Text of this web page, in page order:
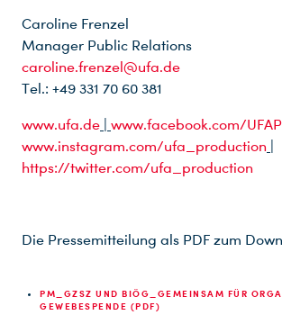
Caroline Frenzel
Manager Public Relations
caroline.frenzel@ufa.de
Tel.: +49 331 70 60 381
www.ufa.de
www.facebook.com/
www.instagram.com/ufa_production
https://twitter.com/ufa_production
Die Pressemitteilung als PDF zum
PM_GZSZ UND BIÖG_GEMEINSAM FÜR
GEWEBESPENDE (PDF)